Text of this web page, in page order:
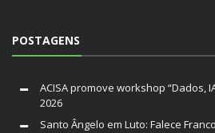
POSTAGENS
ACISA promove workshop “Dados,
2026
Santo Ângelo em Luto: Falece